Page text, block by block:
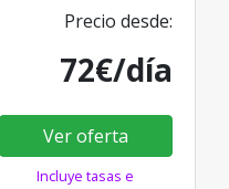
Precio desde:
72€/día
Ver oferta
Incluye tasas e